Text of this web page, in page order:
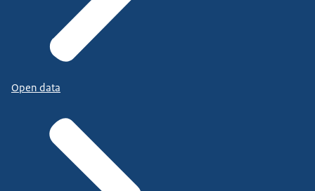
Open data